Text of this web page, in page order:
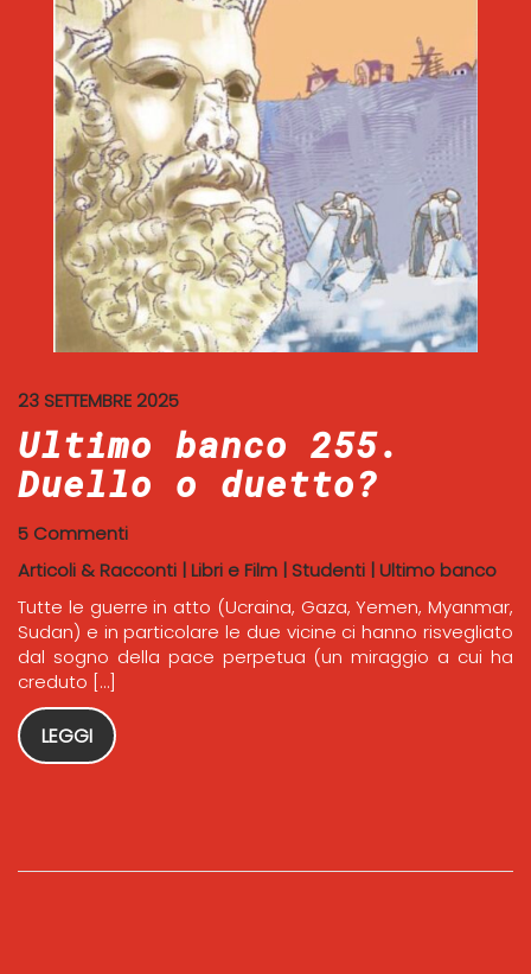
23 SETTEMBRE 2025
Ultimo banco 255.
Duello o duetto?
5 Commenti
Articoli & Racconti | Libri e Film | Studenti | Ultimo banco
Tutte le guerre in atto (Ucraina, Gaza, Yemen, Myanmar,
Sudan) e in particolare le due vicine ci hanno risvegliato
dal sogno della pace perpetua (un miraggio a cui ha
creduto […]
LEGGI